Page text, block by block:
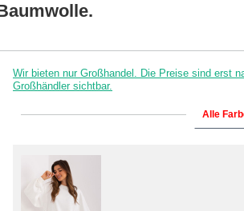
Wir bieten nur Großhandel. Die Preise sind erst
Großhändler sichtbar.
Alle